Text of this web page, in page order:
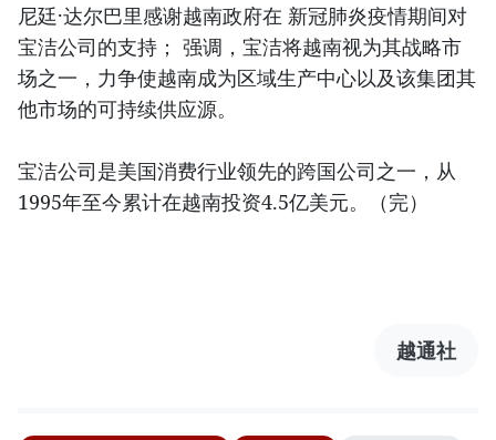
尼廷·达尔巴里感谢越南政府在 新冠肺炎疫情期间对
宝洁公司的支持； 强调，宝洁将越南视为其战略市
场之一，力争使越南成为区域生产中心以及该集团其
他市场的可持续供应源。
宝洁公司是美国消费行业领先的跨国公司之一，从
1995年至今累计在越南投资4.5亿美元。（完）
越通社